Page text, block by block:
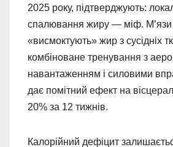
2025 року, підтверджують:
спалювання жиру — міф.
«висмоктують» жир з сусідніх
комбіноване тренування з
навантаженням і силовими
дає помітний ефект на
20% за 12 тижнів.
Калорійний дефіцит